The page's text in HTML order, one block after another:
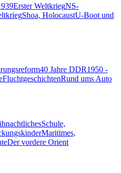
Erster WeltkriegNS-
Shoa, HolocaustU-Boot und
40 Jahre DDR1950 -
FluchtgeschichtenRund ums Auto
Schule,
Maritimes,
Der vordere Orient